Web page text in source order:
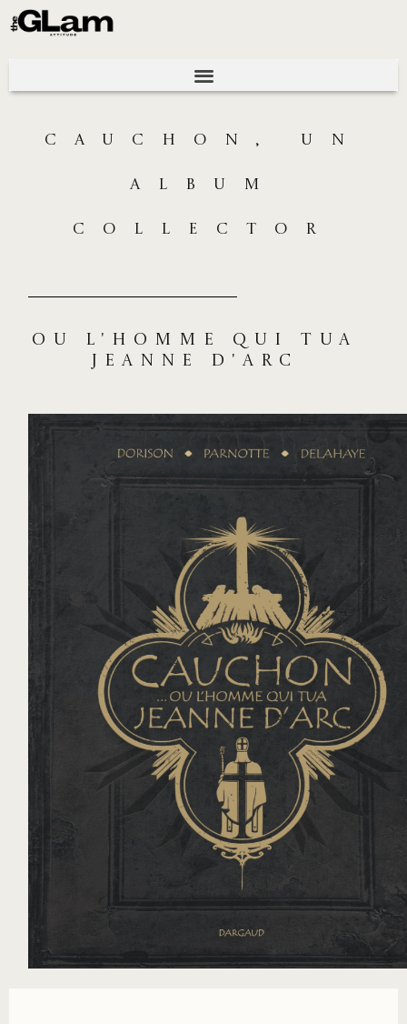
CAUCHON, UN
ALBUM
COLLECTOR
Ou l'homme qui tua
Jeanne d'arc